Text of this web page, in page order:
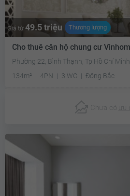
Giá từ 49.5 triệu Thương lượng
Cho thuê căn hộ chung cư
Phường 22, Bình Thạnh, Tp Hồ Chí Minh
134m²
4PN 3 WC Đông Bắc
Chưa có ưu